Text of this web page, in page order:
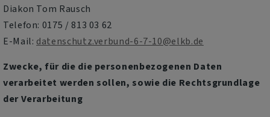
Diakon Tom Rausch
Telefon: 0175 / 813 03 62
E-Mail: datenschutz.verbund-6-7-10@elkb.de
Zwecke, für die die personenbezogenen Daten
verarbeitet werden sollen, sowie die Rechtsgrundlage
der Verarbeitung